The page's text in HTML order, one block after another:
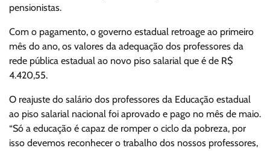
pensionistas.
Com o pagamento, o governo estadual retroage ao primeiro
mês do ano, os valores da adequação dos professores da
rede pública estadual ao novo piso salarial que é de R$
4.420,55.
O reajuste do salário dos professores da Educação estadual
ao piso salarial nacional foi aprovado e pago no mês de maio.
“Só a educação é capaz de romper o ciclo da pobreza, por
isso devemos reconhecer o trabalho dos nossos professores,